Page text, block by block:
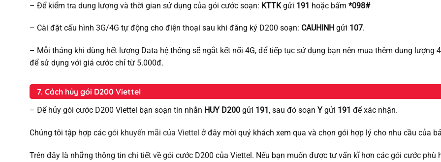
– Để kiểm tra dung lượng và thời gian sử dụng của gói cước soạn: KTTKgửi 191 hoặc bấm*098#
– Cài đặt cấu hình 3G/4G tự động cho điện thoại sau khi đăng ký D200 soạn: CAUHINH gửi 107.
– Mỗi tháng khi dùng hết lượng Data hệ thống sẽ ngắt kết nối 4G, để tiếp tục sử dụng bạn nên mua thêm dung lượng
để sử dụng với giá cước chỉ từ 5.000đ.
7. Cách hủy gói D200 Viettel
– Để hủy gói cước D200 Viettel bạn soạn tin nhắn HUY D200 gửi 191, sau đó soạnYgửi 191 để xác nhận.
Chúng tôi tập hợp cácgói khuyến mãi của Viettel ở đây mời quý khách xem qua và chọn gói hợp lý cho nhu cầu của
Trên đây là những thông tin chi tiết về gói cước D200 của Viettel. Nếu bạn muốn được tư vấn kĩ hơn các gói cước phù